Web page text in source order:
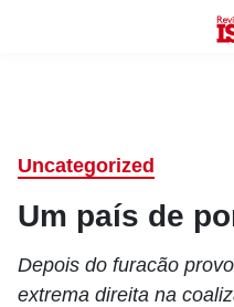
Uncategorized
Um país de
Depois do furacão
extrema direita na